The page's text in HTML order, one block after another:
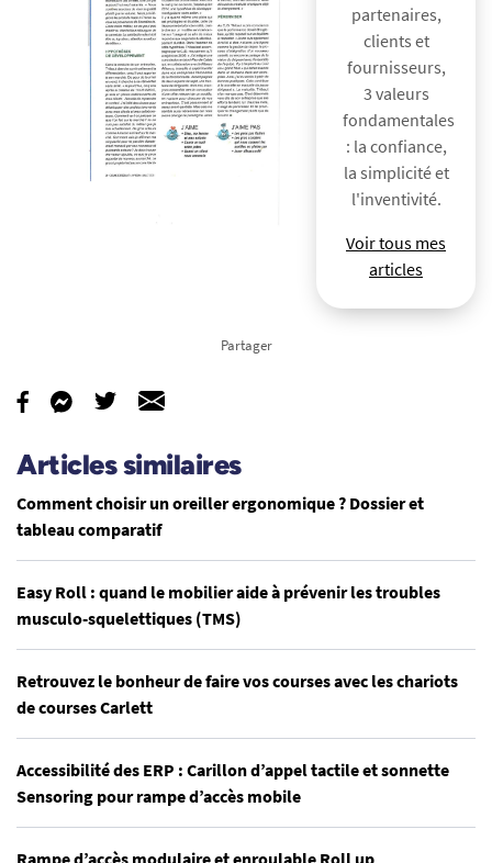
partenaires,
clients et
fournisseurs,
3 valeurs
fondamentales
: la confiance,
la simplicité et
l'inventivité.
Voir tous mes
articles
Partager
Articles similaires
Comment choisir un oreiller ergonomique ? Dossier et
tableau comparatif
Easy Roll : quand le mobilier aide à prévenir les troubles
musculo-squelettiques (TMS)
Retrouvez le bonheur de faire vos courses avec les chariots
de courses Carlett
Accessibilité des ERP : Carillon d’appel tactile et sonnette
Sensoring pour rampe d’accès mobile
Rampe d’accès modulaire et enroulable Roll up